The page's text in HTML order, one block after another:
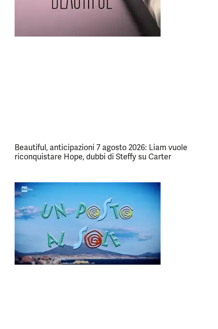
Beautiful, anticipazioni 7 agosto 2026: Liam vuole
riconquistare Hope, dubbi di Steffy su Carter